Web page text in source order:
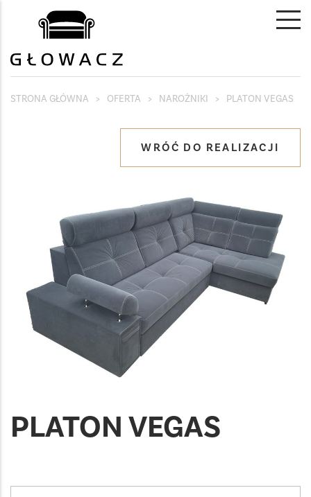
STRONA GŁÓWNA > OFERTA > NAROŻNIKI > PLATON VEGAS
WRÓĆ DO REALIZACJI
PLATON VEGAS